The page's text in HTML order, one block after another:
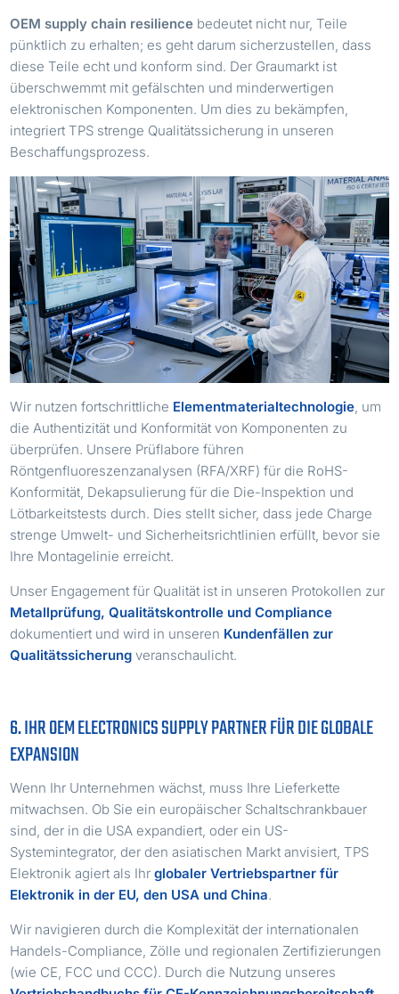
OEM supply chain resilience bedeutet nicht nur, Teile
pünktlich zu erhalten; es geht darum sicherzustellen, dass
diese Teile echt und konform sind. Der Graumarkt ist
überschwemmt mit gefälschten und minderwertigen
elektronischen Komponenten. Um dies zu bekämpfen,
integriert TPS strenge Qualitätssicherung in unseren
Beschaffungsprozess.
Wir nutzen fortschrittliche Elementmaterialtechnologie , um
die Authentizität und Konformität von Komponenten zu
überprüfen. Unsere Prüflabore führen
Röntgenfluoreszenzanalysen (RFA/XRF) für die RoHS-
Konformität, Dekapsulierung für die Die-Inspektion und
Lötbarkeitstests durch. Dies stellt sicher, dass jede Charge
strenge Umwelt- und Sicherheitsrichtlinien erfüllt, bevor sie
Ihre Montagelinie erreicht.
Unser Engagement für Qualität ist in unseren Protokollen zur
Metallprüfung, Qualitätskontrolle und Compliance
dokumentiert und wird in unseren Kundenfällen zur
Qualitätssicherung veranschaulicht.
6. IHR OEM ELECTRONICS SUPPLY PARTNER FÜR DIE GLOBALE
EXPANSION
Wenn Ihr Unternehmen wächst, muss Ihre Lieferkette
mitwachsen. Ob Sie ein europäischer Schaltschrankbauer
sind, der in die USA expandiert, oder ein US-
Systemintegrator, der den asiatischen Markt anvisiert, TPS
Elektronik agiert als Ihrglobaler Vertriebspartner für
Elektronik in der EU, den USA und China.
Wir navigieren durch die Komplexität der internationalen
Handels-Compliance, Zölle und regionalen Zertifizierungen
(wie CE, FCC und CCC). Durch die Nutzung unseres